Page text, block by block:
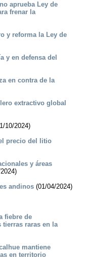
aprueba Ley de
frenar la
y reforma la Ley de
y en defensa del
en contra de la
extractivo global
10/2024)
precio del litio
y áreas
andinos (01/04/2024)
fiebre de
tierras raras en la
mantiene
en territorio